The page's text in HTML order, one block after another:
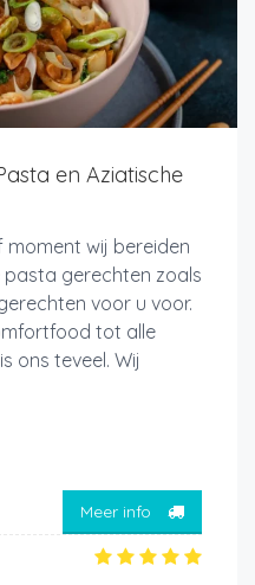
en Aziatische
wij bereiden
pasta gerechten zoals
voor u voor.
tot alle
ons teveel. Wij
Meer info